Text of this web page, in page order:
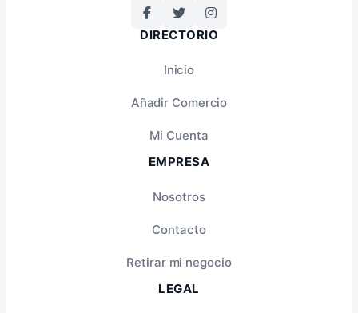
DIRECTORIO
Inicio
Añadir Comercio
Mi Cuenta
EMPRESA
Nosotros
Contacto
Retirar mi negocio
LEGAL